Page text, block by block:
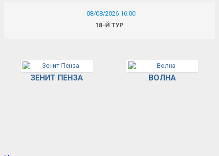
08/08/2026 16:00
18-Й ТУР
ЗЕНИТ ПЕНЗА ВОЛНА